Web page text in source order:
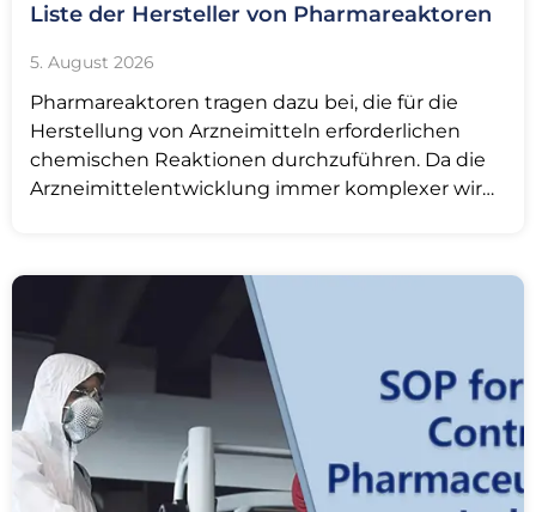
Liste der Hersteller von Pharmareaktoren
5. August 2026
Pharmareaktoren tragen dazu bei, die für die
Herstellung von Arzneimitteln erforderlichen
chemischen Reaktionen durchzuführen. Da die
Arzneimittelentwicklung immer komplexer wird,